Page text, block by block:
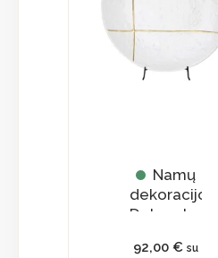
Namų
dekoracijos
Dekoratyvinė
92,00€ su